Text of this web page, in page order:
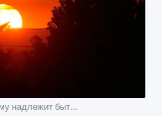
быть вскоре